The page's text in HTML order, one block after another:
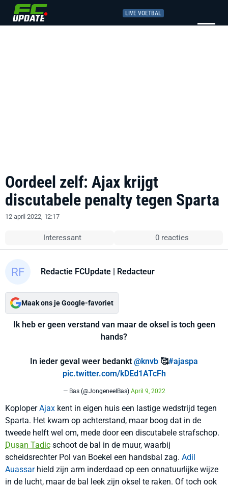
LIVE VOETBAL
Oordeel zelf: Ajax krijgt
discutabele penalty tegen Sparta
12 april 2022, 12:17
Interessant 0 reacties
Redactie FCUpdate | Redacteur
Maak ons je Google-favoriet
Ik heb er geen verstand van maar de oksel is toch geen
hands?
In ieder geval weer bedankt @knvb 🥰#ajaspa
pic.twitter.com/kDEd1ATcFh
— Bas (@JongeneelBas) April 9, 2022
KoploperAjax kent in eigen huis een lastige wedstrijd tegen
Sparta. Het kwam op achterstand, maar boog dat in de
tweede helft wel om, mede door een discutabele strafschop.
Dusan Tadic schoot de bal in de muur, waarbij
scheidsrechter Pol van Boekel een handsbal zag. Adil
Auassarhield zijn arm inderdaad op een onnatuurlijke wijze
in de lucht, maar de bal leek zijn oksel te raken. Of toch ook